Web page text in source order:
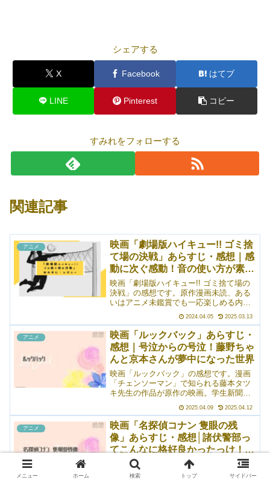
シェアする
X Facebook はてブ
LINE Pinterest コピー
すみれをフォローする
関連記事
アニメ
映画「劇場版ハイキュー!! ゴミ捨
て場の決戦」あらすじ・感想｜感
動に次ぐ感動！音の使い方が素晴
らしくうまい作品
映画「劇場版ハイキュー!! ゴミ捨て場の
決戦」の感想です。原作漫画未読、ある
いはアニメ未鑑賞でも一応楽しめる内容
となっていますが、復習（予習）してお
いたほうがより「ハイキュー!!」の世界に
没入できます。カメラワークと音の使い
方がとても上手で、まるで自分もコート
に立って一緒に戦っているかのような臨
場感が味わえます。私はこれを劇場で観
たんですが、普段映画であまり泣かない
私が、不覚にも薄っすら涙をこぼしそう
になった感動作でした。
2024.04.05 2025.03.13
アニメ
映画「ルックバック」あらすじ・
感想｜号泣からの号泣！藤野ちゃ
んと京本さんが夢中になった世界
映画「ルックバック」の感想です。漫画
「チェンソーマン」で知られる藤本タツ
キ先生の作品が原作の映画。学生新聞で4
コマ漫画を描いていた藤野ちゃんと、不
登校で絵が大好きな京本さんのお話。切
なくて……でも、夢中になれることがあ
るのは素晴らしいことだと感じさせてく
れる作品でした。個人的には、子どもが
過剰に美化されていないのがよかったで
す。登場時、プライドが高くて嫌な雰囲
気の藤野ちゃんとか、不登校の京本さん
とか。
2025.04.09 2025.04.12
アニメ
映画「名探偵コナン 隻眼の残
像」あらすじ・感想│諸伏警部っ
てこんなに格好良かったっけ！？
なお話
映画「名探偵コナン 隻眼の残像（フラッ
シュバック）」の感想です。今回は、長
メニュー ホーム 検索 トップ サイドバー